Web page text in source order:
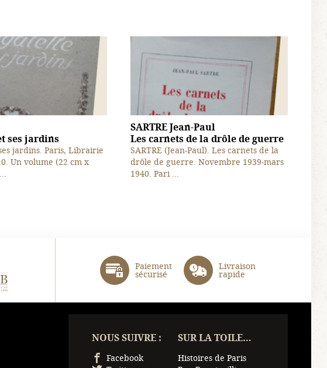
ses jardins
jardins. Paris, Librairie
Un volume (22 cm x
SARTRE Jean-Paul
Les carnets de la drôle de guerre
SARTRE (Jean-Paul). Les carnets de la
drôle de guerre. Novembre 1939-mars
1940. Pari ...
Paiement
sécurisé
Livraison
rapide
NOUS SUIVRE :
Facebook
SUR LA TOILE…
Histoires de Paris